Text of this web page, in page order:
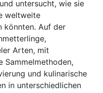
untersucht, wie sie
weltweite
könnten. Auf der
Arten, mit
Sammelmethoden,
und kulinarische
in unterschiedlichen